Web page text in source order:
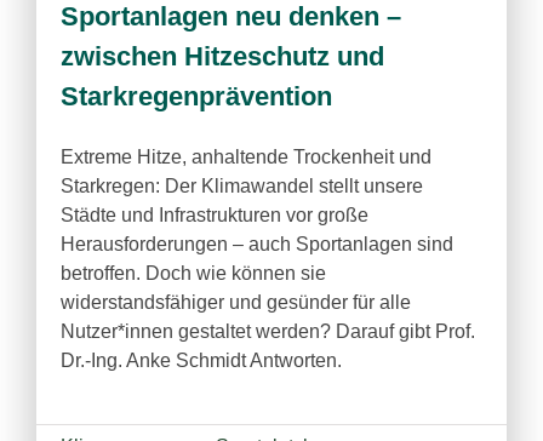
Sportanlagen neu denken –
zwischen Hitzeschutz und
Starkregenprävention
Extreme Hitze, anhaltende Trockenheit und
Starkregen: Der Klimawandel stellt unsere
Städte und Infrastrukturen vor große
Herausforderungen – auch Sportanlagen sind
betroffen. Doch wie können sie
widerstandsfähiger und gesünder für alle
Nutzer*innen gestaltet werden? Darauf gibt Prof.
Dr.-Ing. Anke Schmidt Antworten.